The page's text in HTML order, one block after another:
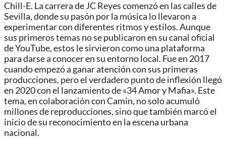
Chill-E. La carrera de JC Reyes comenzó en las calles de
Sevilla, donde su pasón por la música lo llevaron a
experimentar con diferentes ritmos y estilos. Aunque
sus primeros temas no se publicaron en su canal oficial
de YouTube, estos le sirvieron como una plataforma
para darse a conocer en su entorno local. Fue en 2017
cuando empezó a ganar atención con sus primeras
producciones, pero el verdadero punto de inflexión llegó
en 2020 con el lanzamiento de «34 Amor y Mafia». Este
tema, en colaboración con Camin, no solo acumuló
millones de reproducciones, sino que también marcó el
inicio de su reconocimiento en la escena urbana
nacional.